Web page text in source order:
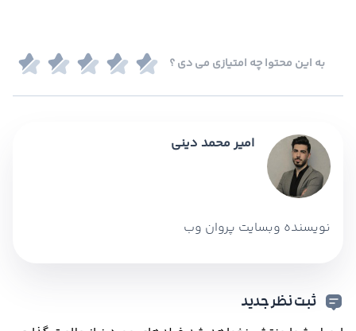
به این محتوا چه امتیازی می دی ؟
امیر محمد دینی
نویسنده وبسایت پروان وب
ثبت نظر جدید